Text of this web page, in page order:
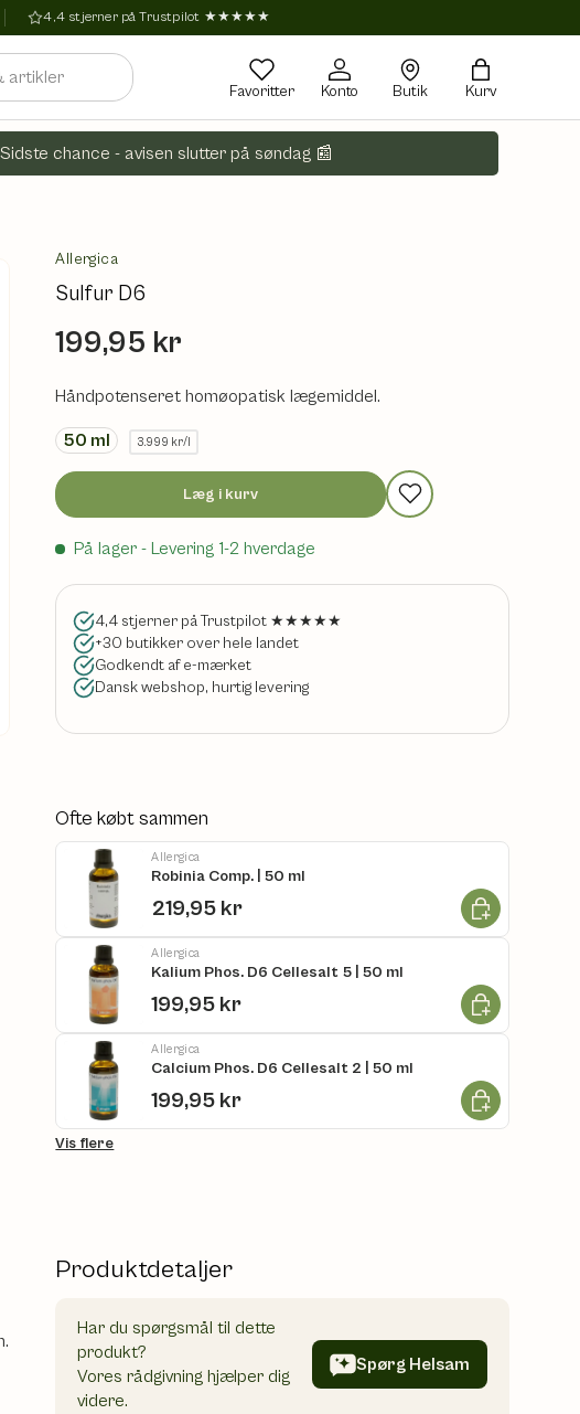
4,4 stjerner på Trustpilot ★★★★★
Favoritter
Konto Butik Kurv
Sidste chance - avisen slutter på søndag 📰
Allergica
Sulfur D6
199,95 kr
Håndpotenseret homøopatisk lægemiddel.
50 ml 3.999 kr/l
Læg i kurv
På lager - Levering 1-2 hverdage
4,4 stjerner på Trustpilot ★★★★★
+30 butikker over hele landet
Godkendt af e-mærket
Dansk webshop, hurtig levering
Ofte købt sammen
Allergica
Robinia Comp. | 50 ml
219,95 kr Læg i kurv
Allergica
Kalium Phos. D6 Cellesalt 5 | 50 ml
199,95 kr Læg i kurv
Allergica
Calcium Phos. D6 Cellesalt 2 | 50 ml
199,95 kr Læg i kurv
Vis flere
Produktdetaljer
Har du spørgsmål til dette
produkt?
Vores rådgivning hjælper dig
videre.
Spørg Helsam